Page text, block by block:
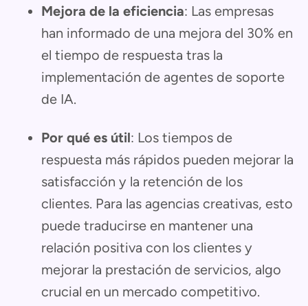
Mejora de la eficiencia: Las empresas
han informado de una mejora del 30% en
el tiempo de respuesta tras la
implementación de agentes de soporte
de IA.
Por qué es útil: Los tiempos de
respuesta más rápidos pueden mejorar la
satisfacción y la retención de los
clientes. Para las agencias creativas, esto
puede traducirse en mantener una
relación positiva con los clientes y
mejorar la prestación de servicios, algo
crucial en un mercado competitivo.